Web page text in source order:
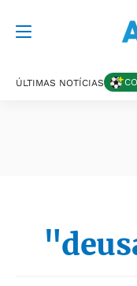
ÚLTIMAS NOTÍCIAS